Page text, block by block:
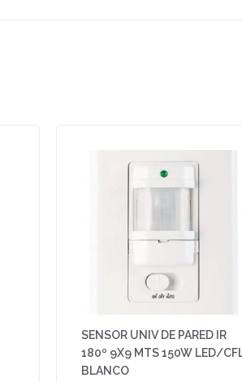
SENSOR UNIV DE PARED IR
180º 9X9 MTS 150W LED/
BLANCO